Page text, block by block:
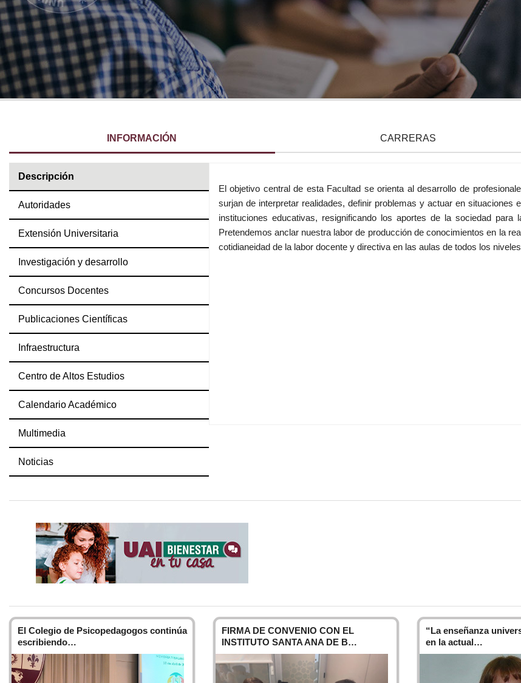
Facilidades Edilicias
Sedes e
INFORMACIÓN CARRERAS
Descripción
Autoridades
Extensión Universitaria
Investigación y desarrollo
Concursos Docentes
Publicaciones Científicas
Infraestructura
Centro de Altos Estudios
Calendario Académico
Multimedia
Noticias
El objetivo central de esta Facultad se orienta al desarrollo de
surjan de interpretar realidades, definir problemas y actuar en
instituciones educativas, resignificando los aportes de la sociedad
Pretendemos anclar nuestra labor de producción de conocimientos en la
cotidianeidad de la labor docente y directiva en las aulas de todos los
El Colegio de Psicopedagogos continúa
escribiendo…
FIRMA DE CONVENIO CON EL
INSTITUTO SANTA ANA DE B…
“La enseñanza
en la actual…